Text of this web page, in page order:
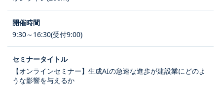
9:30～16:30(受付9:00)
【オンラインセミナー】生成AIの急速な進歩が建設業にどのよ
うな影響を与えるか